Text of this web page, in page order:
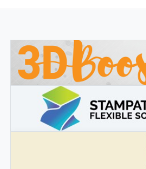
3DBOOSTER
3DBooster - Prodotti innovativi per stampa 3D